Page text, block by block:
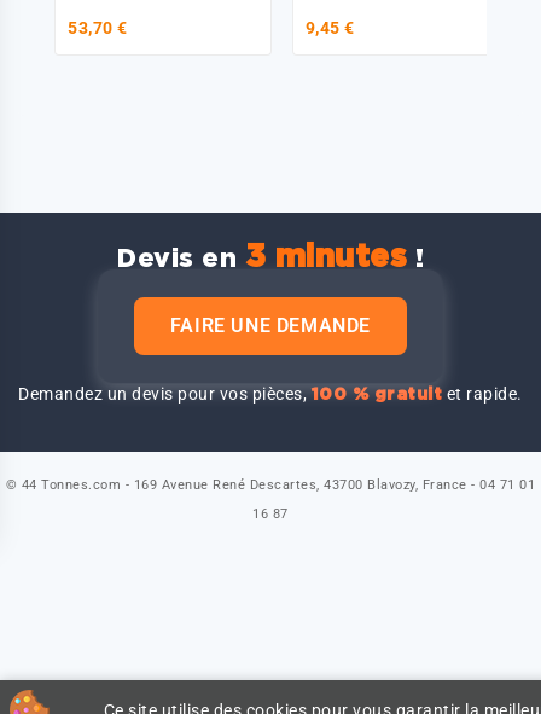
53,70 € 9,45 €
Devis en 3 minutes !
FAIRE UNE DEMANDE
Demandez un devis pour vos pièces,100 % gratuit et rapide.
© 44 Tonnes.com - 169 Avenue René Descartes, 43700 Blavozy, France - 04 71 01
16 87